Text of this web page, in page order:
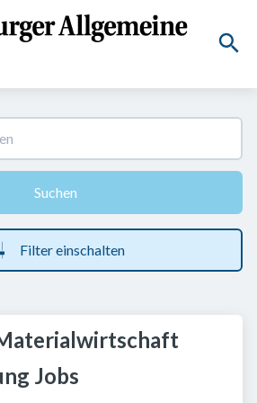
Suchen
Filter einschalten
Jobs